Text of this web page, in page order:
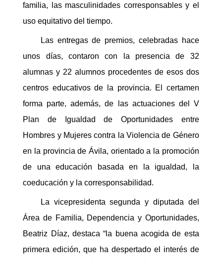
familia, las masculinidades corresponsables y el
uso equitativo del tiempo.
Las entregas de premios, celebradas hace
unos días, contaron con la presencia de 32
alumnas y 22 alumnos procedentes de esos dos
centros educativos de la provincia. El certamen
forma parte, además, de las actuaciones del V
Plan de Igualdad de Oportunidades entre
Hombres y Mujeres contra la Violencia de Género
en la provincia de Ávila, orientado a la promoción
de una educación basada en la igualdad, la
coeducación y la corresponsabilidad.
La vicepresidenta segunda y diputada del
Área de Familia, Dependencia y Oportunidades,
Beatriz Díaz, destaca “la buena acogida de esta
primera edición, que ha despertado el interés de